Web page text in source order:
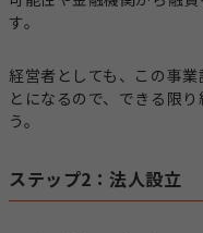
す。
経営者としても、この事
とになるので、できる限
う。
ステップ2：法人設立